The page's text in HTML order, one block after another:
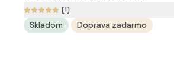
31x30x41cm, šedá Cadoca
(1)
Skladom
Doprava zadarmo